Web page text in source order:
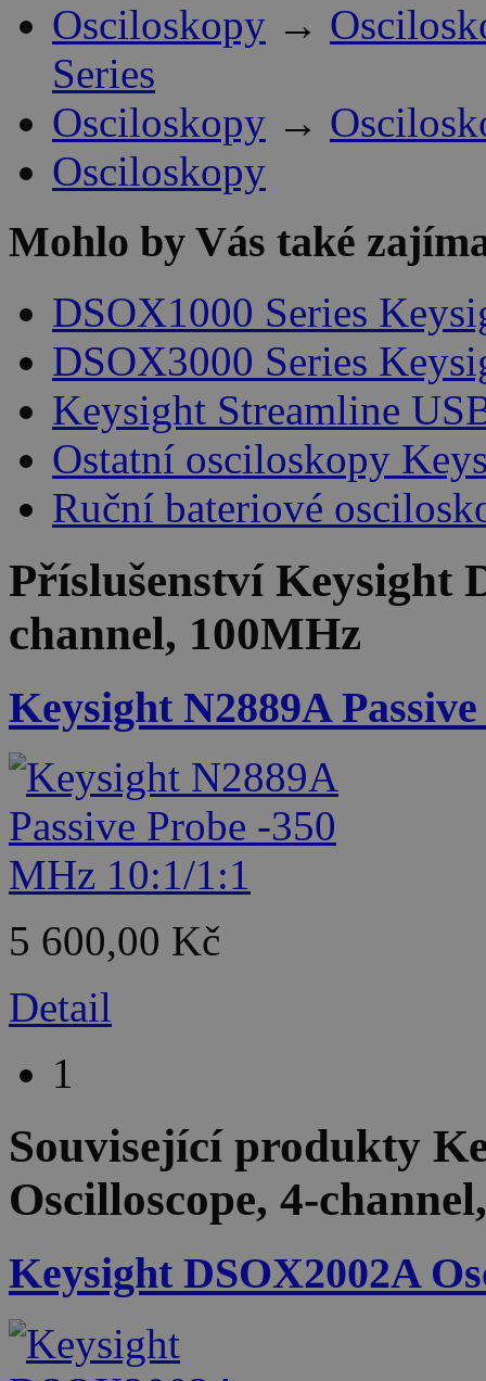
Osciloskopy →
Series
Osciloskopy →
Osciloskopy
Mohlo by Vás také
DSOX1000 Series
DSOX3000 Series
Keysight Streamline
Ostatní osciloskopy
Ruční bateriové
Příslušenství Keysight
channel, 100MHz
Keysight N2889A
5 600,00 Kč
Detail
1
Související produkty
Oscilloscope, 4-
Keysight DSOX2002A